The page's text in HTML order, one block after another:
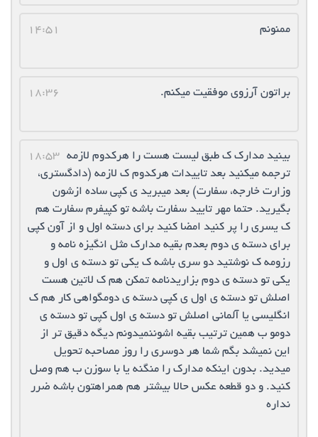
14:51 ممنونم
18:36 براتون آرزوی موفقیت میکنم.
18:53 بینید مدارک ک طبق لیست هست را هرکدوم لازمه
ترجمه میکنید بعد تاییدات هرکدوم ک لازمه (دادگستری،
وزارت خارجه، سفارت) بعد میبرید ی کپی ساده ازشون
بگیرید. حتما مهر تایید سفارت باشه تو کپیفرم سفارت هم
ک یسری را پر کنید امضا کنید برای دسته اول و از آون کپی
برای دسته ی دوم بعدم بقیه مدارک مثل انگیزه نامه و
رزومه ک نوشتید دو سری باشه ک یکی تو دسته ی اول و
یکی تو دسته ی دوم بزاریدنامه تمکن هم ک لاتین هست
اصلش تو دسته ی اول ی کپی دسته ی دومگواهی کار هم ک
انگلیسی یا آلمانی اصلش تو دسته ی اول کپی تو دسته ی
دومو ب همین ترتیب بقیه اشوننمیدونم دیگه دقیق تر از
این نمیشد بگم شما هر دوسری را روز مصاحبه تحویل
میدید. بدون اینکه مدارک را منگنه یا با سوزن ب هم وصل
کنید. و دو قطعه عکس حالا بیشتر هم همراهتون باشه ضرر
نداره